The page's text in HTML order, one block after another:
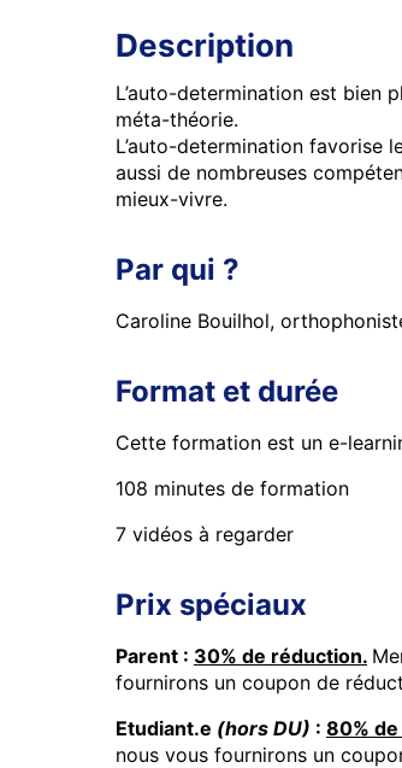
Description
L’auto-determination est bien
méta-théorie.
L’auto-determination favorise
aussi de nombreuses
mieux-vivre.
Par qui ?
Caroline Bouilhol,
Format et durée
Cette formation est un e-
108 minutes de formation
7 vidéos à regarder
Prix spéciaux
Parent : 30% de réduction.
fournirons un coupon de
Etudiant.e (hors DU) : 80%
nous vous fournirons un